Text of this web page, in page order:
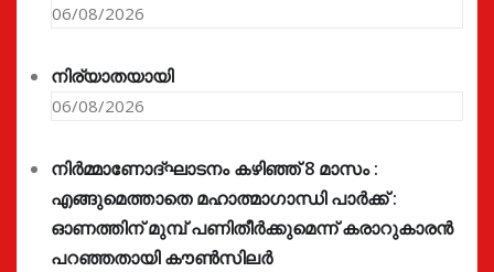
06/08/2026
നിര്യാതയായി
06/08/2026
നിർമ്മാണോദ്ഘാടനം കഴിഞ്ഞ് 8 മാസം :
എങ്ങുമെത്താതെ മഹാത്മാഗാന്ധി പാർക്ക് :
ഓണത്തിന് മുമ്പ് പണിതീർക്കുമെന്ന് കരാറുകാരൻ
പറഞ്ഞതായി കൗൺസിലർ